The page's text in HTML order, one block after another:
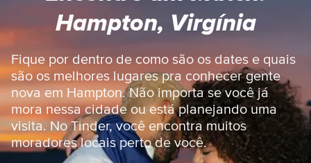
n
c
i
a
l
d
o
T
i
Hampton, Virgínia
Fique por dentro de como são os dates e quais
são os melhores lugares pra conhecer gente
nova em Hampton. Não importa se você já
mora nessa cidade ou está planejando uma
visita. No Tinder, você encontra muitos
moradores locais perto de você.